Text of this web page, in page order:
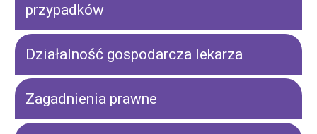
przypadków
Działalność gospodarcza lekarza
Zagadnienia prawne